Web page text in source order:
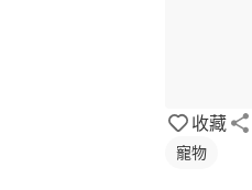
收藏
寵物